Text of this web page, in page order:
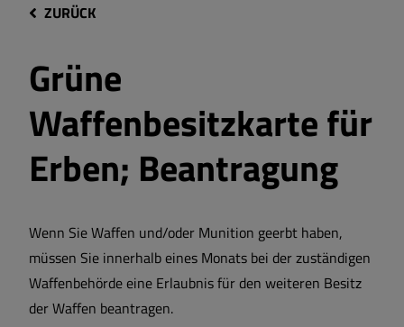
ZURÜCK
Grüne
Waffenbesitzkarte für
Erben; Beantragung
Wenn Sie Waffen und/oder Munition geerbt haben,
müssen Sie innerhalb eines Monats bei der zuständigen
Waffenbehörde eine Erlaubnis für den weiteren Besitz
der Waffen beantragen.